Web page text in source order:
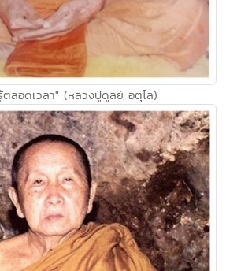
ลอดเวลา" (หลวงปู่ดูลย์ อตุโล)